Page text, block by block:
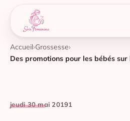
Accueil Grossesse
Des promotions pour les bébés
jeudi 30 mai 20191